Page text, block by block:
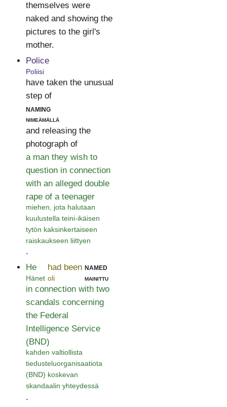
themselves were
naked and showing the
pictures to the girl's
mother.
Police
Poliisi
have taken the unusual
step of
naming
nimeämällä
and releasing the
photograph of
a man they wish to
question in connection
with an alleged double
rape of a teenager
miehen, jota halutaan
kuulustella teini-ikäisen
tytön kaksinkertaiseen
raiskaukseen liittyen
.
He
Hänet
had been
oli
named
mainittu
in connection with two
scandals concerning
the Federal
Intelligence Service
(BND)
kahden valtiollista
tiedusteluorganisaatiota
(BND) koskevan
skandaalin yhteydessä
.